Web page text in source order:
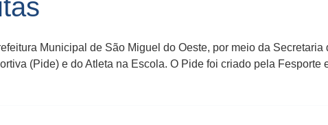
Municipal de São Miguel do Oeste, por meio da
(Pide) e do Atleta na Escola. O Pide foi criado pela Fesporte